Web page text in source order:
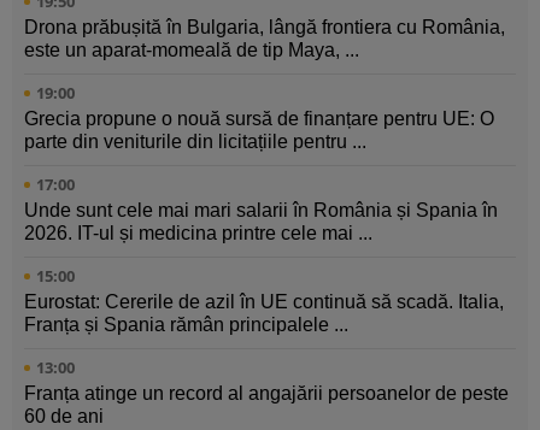
Drona prăbușită în Bulgaria, lângă frontiera cu România,
este un aparat-momeală de tip Maya, ...
19:00
Grecia propune o nouă sursă de finanțare pentru UE: O
parte din veniturile din licitațiile pentru ...
17:00
Unde sunt cele mai mari salarii în România și Spania în
2026. IT-ul și medicina printre cele mai ...
15:00
Eurostat: Cererile de azil în UE continuă să scadă. Italia,
Franța și Spania rămân principalele ...
13:00
Franța atinge un record al angajării persoanelor de peste
60 de ani